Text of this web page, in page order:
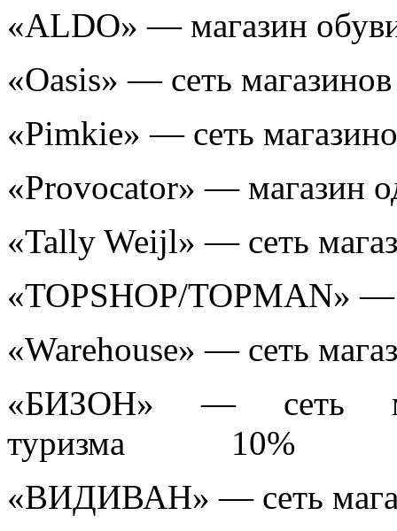
«ALDO» — магазин
«Oasis» — cеть
«Pimkie» — сеть
«Provocator» — магазин
«Tally Weijl» — сеть
«TOPSHOP/TOPMAN»
«Warehouse» — сеть
«БИЗОН» — сеть
туризма 10%
«ВИДИВАН» — сеть